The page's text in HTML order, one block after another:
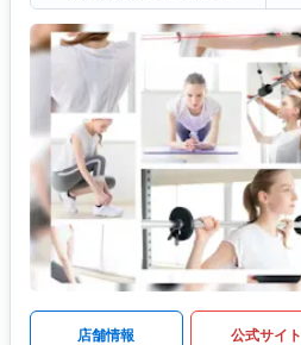
店舗情報 公式サイト